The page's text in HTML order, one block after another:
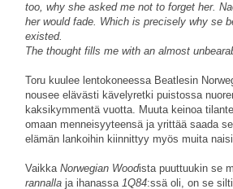
too, why she asked me not to forget her.
her would fade. Which is precisely why se
existed.
The thought fills me with an almost
Toru kuulee lentokoneessa Beatlesin
nousee elävästi kävelyretki puistossa
kaksikymmentä vuotta. Muuta keinoa
omaan menneisyyteensä ja yrittää saada
elämän lankoihin kiinnittyy myös muita
Vaikka Norwegian Woodista puuttuukin se
rannalla ja ihanassa 1Q84:ssä oli, on se